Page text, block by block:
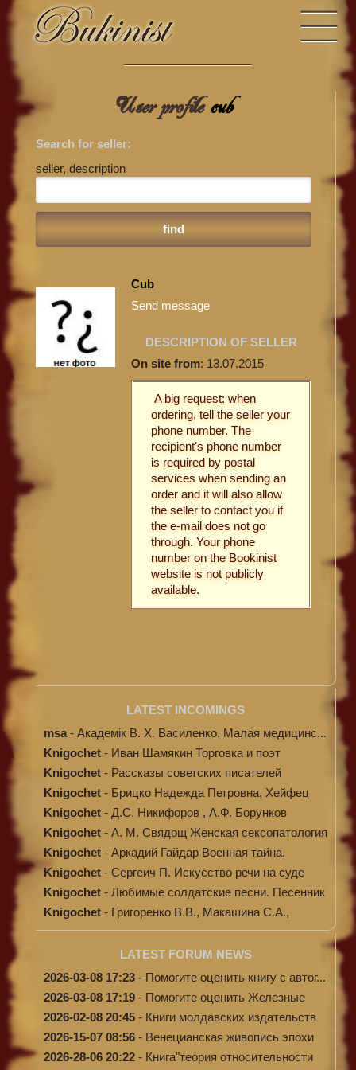
User profilecub
Search for seller:
seller, description
Cub
Send message
DESCRIPTION OF SELLER
On site from: 13.07.2015
A big request: when
ordering, tell the seller your
phone number. The
recipient's phone number
is required by postal
services when sending an
order and it will also allow
the seller to contact you if
the e-mail does not go
through. Your phone
number on the Bookinist
website is not publicly
available.
LATEST INCOMINGS
msa - Академік В. Х. Василенко. Малая медицинс...
Knigochet - Иван Шамякин Торговка и поэт
Knigochet - Рассказы советских писателей
Knigochet - Брицко Надежда Петровна, Хейфец
Аркадий ...
Knigochet - Д.С. Никифоров , А.Ф. Борунков
Дипломати...
Knigochet - А. М. Свядощ Женская сексопатология
Knigochet - Аркадий Гайдар Военная тайна.
Судьба бар...
Knigochet - Сергеич П. Искусство речи на суде
Knigochet - Любимые солдатские песни. Песенник
(с н...
Knigochet - Григоренко В.В., Макашина С.А.,
Машински...
LATEST FORUM NEWS
2026-03-08 17:23 - Помогите оценить книгу с автог...
2026-03-08 17:19 - Помогите оценить Железные
доро...
2026-02-08 20:45 - Книги молдавских издательств
2026-15-07 08:56 - Венецианская живопись эпохи
Во...
2026-28-06 20:22 - Книга"теория относительности